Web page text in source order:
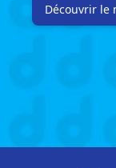
Découvrir le